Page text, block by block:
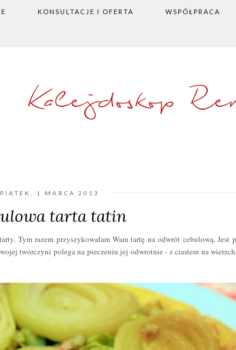
KONSULTACJE I OFERTA WSPÓŁPRACA
Kalejdoskop
PIĄTEK, 1 MARCA 2013
tarta tatin
Tym razem przyszykowałam Wam tartę na odwrót cebulową. Jest
twórczyni polega na pieczeniu jej odwrotnie - z ciastem na